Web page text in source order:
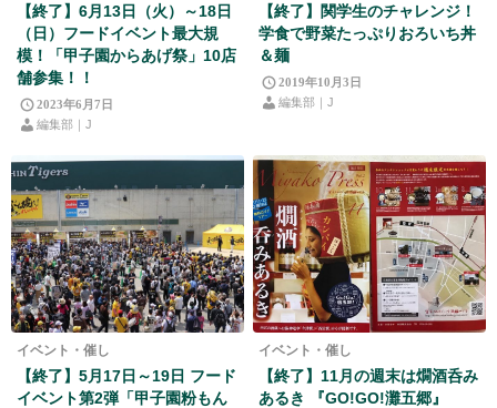
【終了】6月13日（火）～18日
（日）フードイベント最大規
模！「甲子園からあげ祭」10店
舗参集！！
2023年6月7日
編集部｜J
【終了】関学生のチャレンジ！
学食で野菜たっぷりおろいち丼
＆麺
2019年10月3日
編集部｜J
イベント・催し
【終了】5月17日～19日 フード
イベント第2弾「甲子園粉もん
イベント・催し
【終了】11月の週末は燗酒呑み
あるき 『GO!GO!灘五郷』